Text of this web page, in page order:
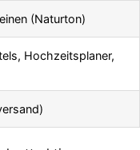
(Naturton)
Hochzeitsplaner,